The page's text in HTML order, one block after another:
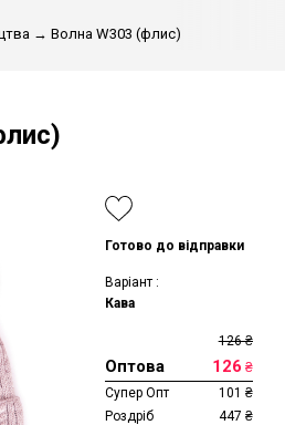
→ Волна W303 (флис)
Готово до відправки
Варіант :
Кава
126 ₴
Оптова 126 ₴
Супер Опт
101 ₴
Роздріб
447 ₴